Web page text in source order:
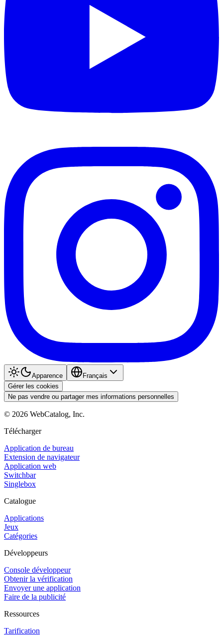
Apparence
Français
Gérer les cookies
Ne pas vendre ou partager mes informations personnelles
© 2026 WebCatalog, Inc.
Télécharger
Application de bureau
Extension de navigateur
Application web
Switchbar
Singlebox
Catalogue
Applications
Jeux
Catégories
Développeurs
Console développeur
Obtenir la vérification
Envoyer une application
Faire de la publicité
Ressources
Tarification